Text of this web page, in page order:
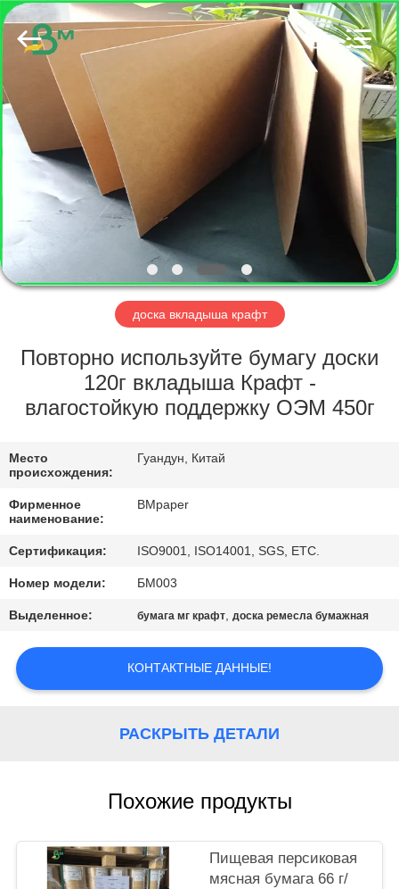
ДОМ
ПРОДУКТЫ
НАС
ПУТЕШЕСТВИЕ
ФАБРИКИ
ПРОВЕРКА
КАЧЕСТВА
СВЯЖИТЕСЬ
МЫ
НОВОСТИ
СЛУЧАИ
КАРТА
САЙТА
GUANGZHOU
BMPAPER
CO.,
LTD..
доска вкладыша крафт
Повторно используйте бумагу доски
120г вкладыша Крафт -
влагостойкую поддержку ОЭМ 450г
Место
происхождения:
Гуандун, Китай
Фирменное
наименование:
BMpaper
Сертификация: ISO9001, ISO14001, SGS, ETC.
Номер модели: БМ003
Выделенное: бумага мг крафт,доска ремесла бумажная
КОНТАКТНЫЕ ДАННЫЕ!
РАСКРЫТЬ ДЕТАЛИ
Похожие продукты
Пищевая персиковая
мясная бумага 66 г/